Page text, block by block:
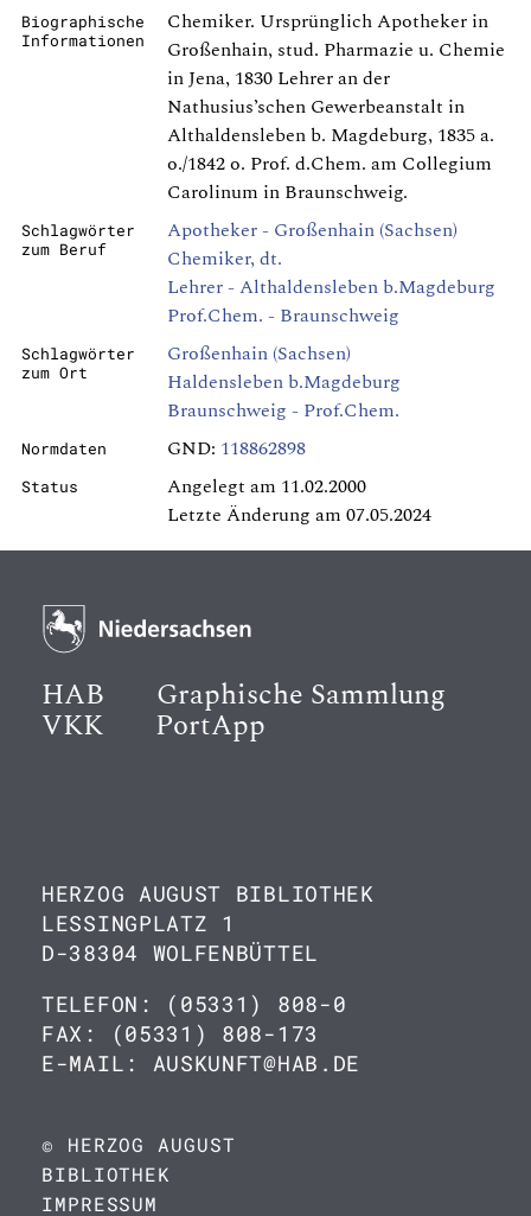
Biographische
Informationen
Chemiker. Ursprünglich Apotheker in
Großenhain, stud. Pharmazie u. Chemie
in Jena, 1830 Lehrer an der
Nathusius’schen Gewerbeanstalt in
Althaldensleben b. Magdeburg, 1835 a.
o./1842 o. Prof. d.Chem. am Collegium
Carolinum in Braunschweig.
Schlagwörter
zum Beruf
Apotheker - Großenhain (Sachsen)
Chemiker, dt.
Lehrer - Althaldensleben b.Magdeburg
Prof.Chem. - Braunschweig
Schlagwörter
zum Ort
Großenhain (Sachsen)
Haldensleben b.Magdeburg
Braunschweig - Prof.Chem.
Normdaten GND: 118862898
Status
Angelegt am 11.02.2000
Letzte Änderung am 07.05.2024
HAB Graphische Sammlung
VKK PortApp
HERZOG AUGUST BIBLIOTHEK
LESSINGPLATZ 1
D-38304 WOLFENBÜTTEL
TELEFON: (05331) 808-0
FAX: (05331) 808-173
E-MAIL: AUSKUNFT@HAB.DE
© HERZOG AUGUST
BIBLIOTHEK
IMPRESSUM